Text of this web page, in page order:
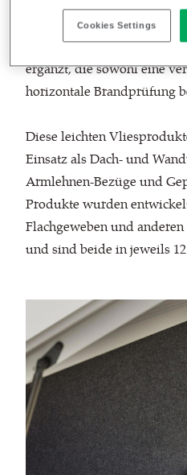
Super Trim Plus
um eine zusätzliche
ergänzt, die sowohl eine
horizontale Brandprüfung
Diese leichten
Einsatz als Dach- und
Armlehnen-Bezüge und
Produkte wurden
Flachgeweben und
und sind beide in jeweils
Cookies Settings